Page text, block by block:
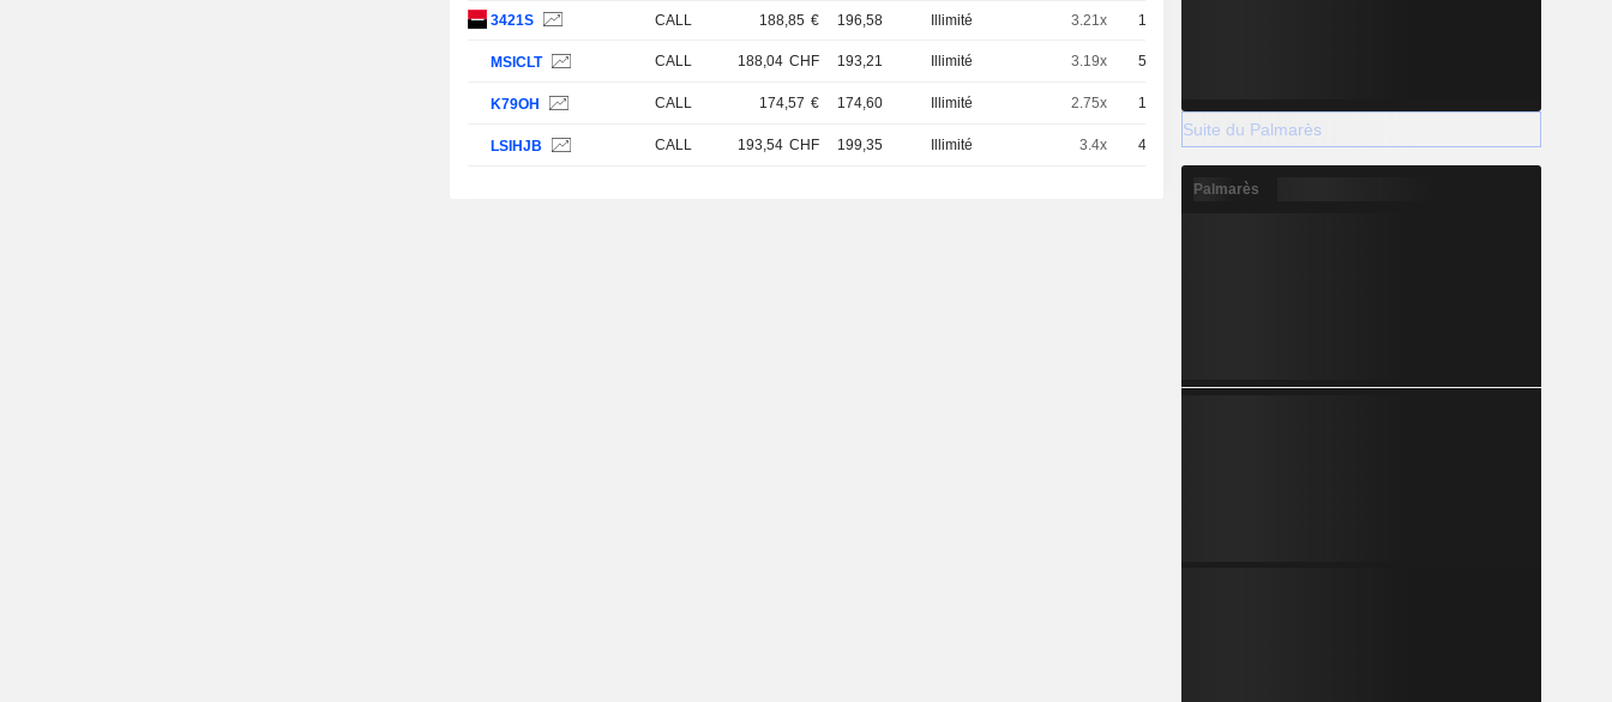
3421S CALL 188,85 € 196,58 Illimité 3.21x 10
MSICLT CALL 188,04 CHF 193,21 Illimité 3.19x 50
K79OH CALL 174,57 € 174,60 Illimité 2.75x 10
LSIHJB CALL 193,54 CHF 199,35 Illimité 3.4x 40 1.86 / 1.9
Suite du Palmarès
Palmarès